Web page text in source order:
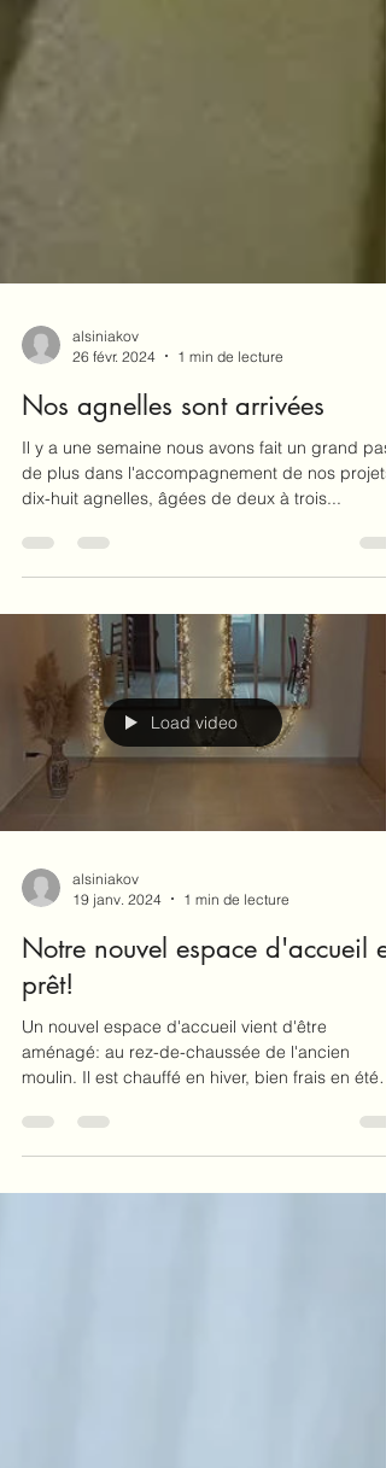
26 févr. 2024
1 min de lecture
Nos agnelles sont arrivées
Il y a une semaine nous avons fait un grand pas
dix-huit agnelles, âgées de deux à trois...
Load video
19 janv. 2024
1 min de lecture
Notre nouvel espace d'accueil
prêt!
Un nouvel espace d'accueil vient d'être
moulin. Il est chauffé en hiver, bien frais en été